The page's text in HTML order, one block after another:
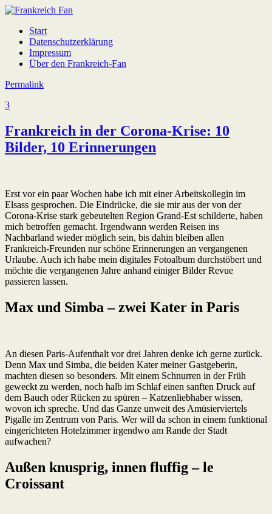
Start
Datenschutzerklärung
Impressum
Über den Frankreich-Fan
Permalink
3
Frankreich in der Corona-Krise: 10
Bilder, 10 Erinnerungen
Erst vor ein paar Wochen habe ich mit einer Arbeitskollegin im
Elsass gesprochen. Die Eindrücke, die sie mir aus der von der
Corona-Krise stark gebeutelten Region Grand-Est schilderte, haben
mich betroffen gemacht. Irgendwann werden Reisen ins
Nachbarland wieder möglich sein, bis dahin bleiben allen
Frankreich-Freunden nur schöne Erinnerungen an vergangenen
Urlaube. Auch ich habe mein digitales Fotoalbum durchstöbert und
möchte die vergangenen Jahre anhand einiger Bilder Revue
passieren lassen.
Max und Simba – zwei Kater in Paris
An diesen Paris-Aufenthalt vor drei Jahren denke ich gerne zurück.
Denn Max und Simba, die beiden Kater meiner Gastgeberin,
machten diesen so besonders. Mit einem Schnurren in der Früh
geweckt zu werden, noch halb im Schlaf einen sanften Druck auf
dem Bauch oder Rücken zu spüren – Katzenliebhaber wissen,
wovon ich spreche. Und das Ganze unweit des Amüsierviertels
Pigalle im Zentrum von Paris. Wer will da schon in einem funktional
eingerichteten Hotelzimmer irgendwo am Rande der Stadt
aufwachen?
Außen knusprig, innen fluffig – le
Croissant